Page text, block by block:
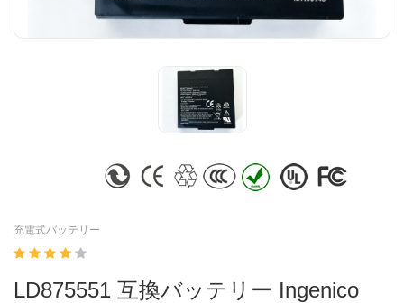
充電式バッテリー
LD875551 互換バッテリー Ingenico